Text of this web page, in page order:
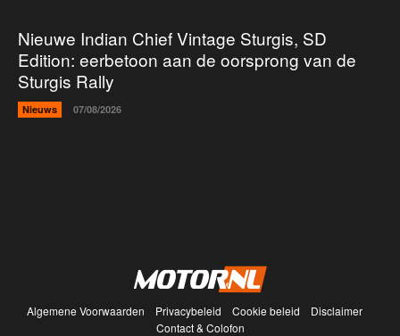
Nieuwe Indian Chief Vintage Sturgis, SD
Edition: eerbetoon aan de oorsprong van de
Sturgis Rally
Nieuws 07/08/2026
Algemene Voorwaarden Privacybeleid Cookie beleid
Disclaimer
Contact & Colofon